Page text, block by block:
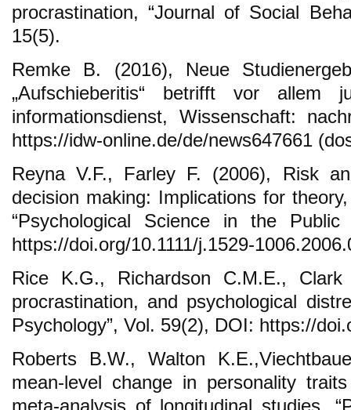
procrastination, “Journal of Social
15(5).
Remke B. (2016), Neue
„Aufschieberitis“ betrifft vor allem
informationsdienst, Wissenschaft:
https://idw-online.de/de/news647661
Reyna V.F., Farley F. (2006), Risk
decision making: Implications for
“Psychological Science in the
https://doi.org/10.1111/j.1529-
Rice K.G., Richardson C.M.E.,
procrastination, and psychological
Psychology”, Vol. 59(2), DOI: https://
Roberts B.W., Walton
mean-level change in personality
meta-analysis of longitudinal studies,